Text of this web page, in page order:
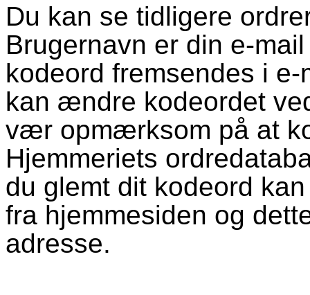
Du kan se tidligere
Brugernavn er din e-
kodeord fremsendes i
kan ændre kodeordet
vær opmærksom på at
Hjemmeriets
du glemt dit kodeord
fra hjemmesiden og
adresse.